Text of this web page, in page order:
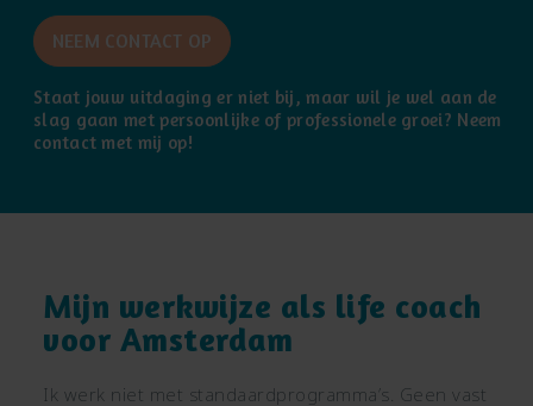
NEEM CONTACT OP
Staat jouw uitdaging er niet bij, maar wil je wel aan de
slag gaan met persoonlijke of professionele groei? Neem
contact met mij op!
Mijn werkwijze als life coach
voor Amsterdam
Ik werk niet met standaardprogramma’s. Geen vast